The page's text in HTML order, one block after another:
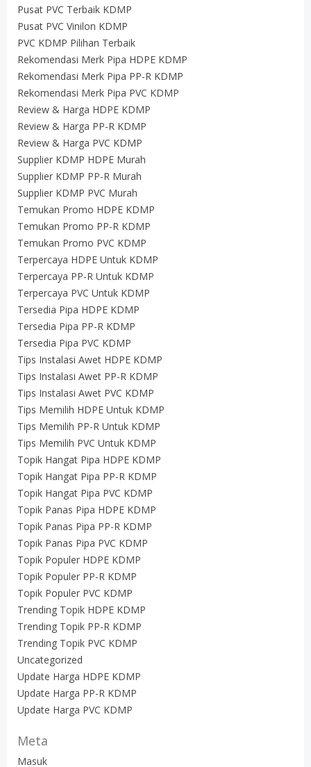
Pusat PVC Terbaik KDMP
Pusat PVC Vinilon KDMP
PVC KDMP Pilihan Terbaik
Rekomendasi Merk Pipa HDPE KDMP
Rekomendasi Merk Pipa PP-R KDMP
Rekomendasi Merk Pipa PVC KDMP
Review & Harga HDPE KDMP
Review & Harga PP-R KDMP
Review & Harga PVC KDMP
Supplier KDMP HDPE Murah
Supplier KDMP PP-R Murah
Supplier KDMP PVC Murah
Temukan Promo HDPE KDMP
Temukan Promo PP-R KDMP
Temukan Promo PVC KDMP
Terpercaya HDPE Untuk KDMP
Terpercaya PP-R Untuk KDMP
Terpercaya PVC Untuk KDMP
Tersedia Pipa HDPE KDMP
Tersedia Pipa PP-R KDMP
Tersedia Pipa PVC KDMP
Tips Instalasi Awet HDPE KDMP
Tips Instalasi Awet PP-R KDMP
Tips Instalasi Awet PVC KDMP
Tips Memilih HDPE Untuk KDMP
Tips Memilih PP-R Untuk KDMP
Tips Memilih PVC Untuk KDMP
Topik Hangat Pipa HDPE KDMP
Topik Hangat Pipa PP-R KDMP
Topik Hangat Pipa PVC KDMP
Topik Panas Pipa HDPE KDMP
Topik Panas Pipa PP-R KDMP
Topik Panas Pipa PVC KDMP
Topik Populer HDPE KDMP
Topik Populer PP-R KDMP
Topik Populer PVC KDMP
Trending Topik HDPE KDMP
Trending Topik PP-R KDMP
Trending Topik PVC KDMP
Uncategorized
Update Harga HDPE KDMP
Update Harga PP-R KDMP
Update Harga PVC KDMP
Meta
Masuk